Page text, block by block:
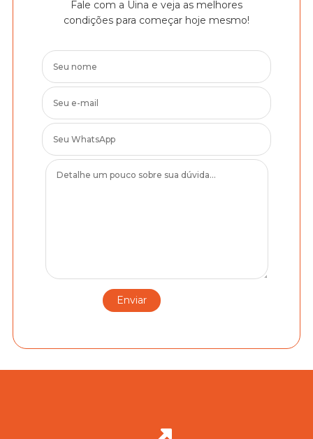
Fale com a Uina e veja as melhores
condições para começar hoje mesmo!